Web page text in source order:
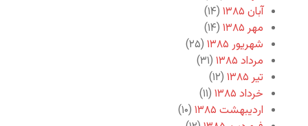
آبان ۱۳۸۵
(۱۴)
مهر ۱۳۸۵
(۱۴)
شهریور ۱۳۸۵
(۲۵)
مرداد ۱۳۸۵
(۳۱)
تیر ۱۳۸۵
(۱۲)
خرداد ۱۳۸۵
(۱۱)
اردیبهشت ۱۳۸۵
(۱۰)